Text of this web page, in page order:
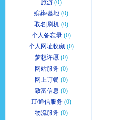
旅游 (0)
殡葬/墓地 (0)
取名|刷机 (0)
个人备忘录 (0)
个人网址收藏 (0)
梦想许愿 (0)
网站服务 (0)
网上订餐 (0)
致富信息 (0)
IT/通信服务 (0)
物流服务 (0)